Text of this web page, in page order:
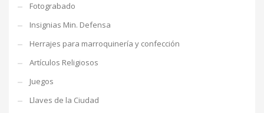
Fotograbado
Insignias Min. Defensa
Herrajes para marroquinería y confección
Artículos Religiosos
Juegos
Llaves de la Ciudad